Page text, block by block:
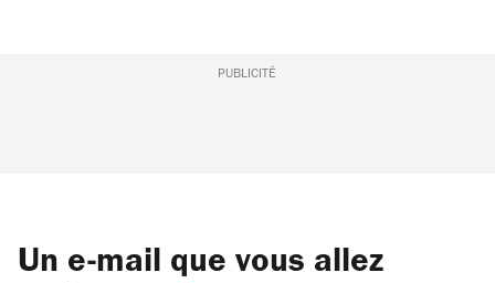
PUBLICITÉ
Un e-mail que vous allez